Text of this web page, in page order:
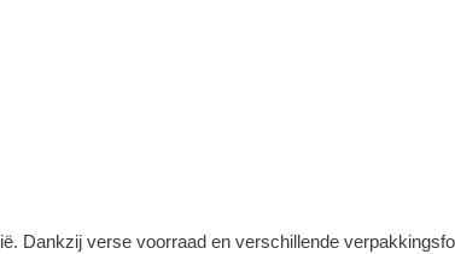
Dankzij verse voorraad en verschillende